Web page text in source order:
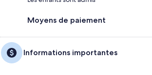
Moyens de paiement
Informations importantes